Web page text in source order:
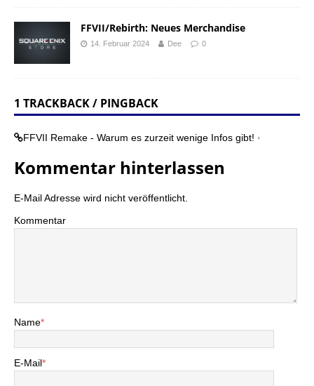
FFVII/Rebirth: Neues Merchandise
14. Februar 2024 Dee 0
1 TRACKBACK / PINGBACK
FFVII Remake - Warum es zurzeit wenige Infos gibt! ·
Kommentar hinterlassen
E-Mail Adresse wird nicht veröffentlicht.
Kommentar
Name*
E-Mail*